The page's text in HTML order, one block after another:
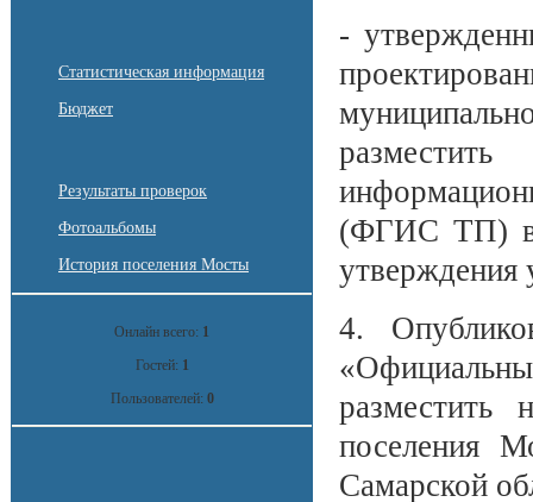
Статистическая информация
Бюджет
Результаты проверок
Фотоальбомы
История поселения Мосты
Онлайн всего: 1
Гостей: 1
Пользователей: 0
-
(ФГИС ТП) в
утверждения
4.
разместить
поселения
Самарской